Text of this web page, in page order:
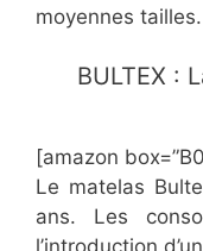
moyennes tailles.
​BULTEX :
[amazon
Le matelas
ans. Les